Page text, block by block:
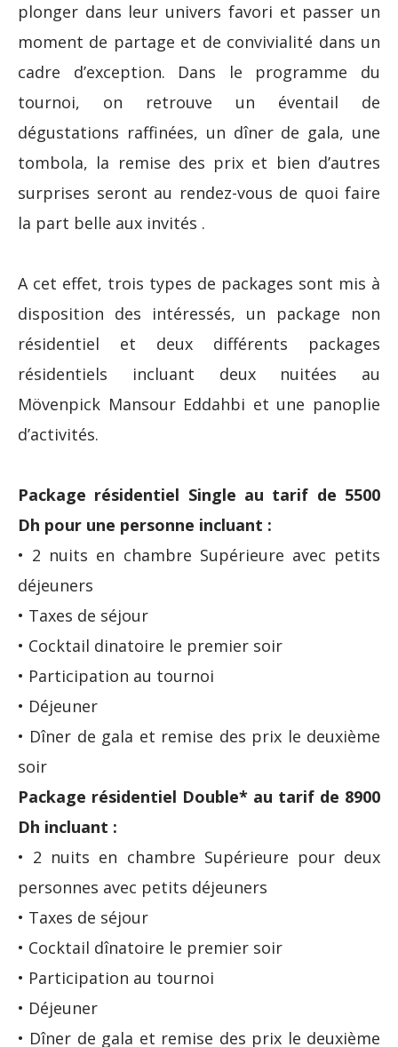
plonger dans leur univers favori et passer un
moment de partage et de convivialité dans un
cadre d’exception. Dans le programme du
tournoi, on retrouve un éventail de
dégustations raffinées, un dîner de gala, une
tombola, la remise des prix et bien d’autres
surprises seront au rendez-vous de quoi faire
la part belle aux invités .
A cet effet, trois types de packages sont mis à
disposition des intéressés, un package non
résidentiel et deux différents packages
résidentiels incluant deux nuitées au
Mövenpick Mansour Eddahbi et une panoplie
d’activités.
Package résidentiel Single au tarif de 5500
Dh pour une personne incluant :
• 2 nuits en chambre Supérieure avec petits
déjeuners
• Taxes de séjour
• Cocktail dinatoire le premier soir
• Participation au tournoi
• Déjeuner
• Dîner de gala et remise des prix le deuxième
soir
Package résidentiel Double* au tarif de 8900
Dh incluant :
• 2 nuits en chambre Supérieure pour deux
personnes avec petits déjeuners
• Taxes de séjour
• Cocktail dînatoire le premier soir
• Participation au tournoi
• Déjeuner
• Dîner de gala et remise des prix le deuxième